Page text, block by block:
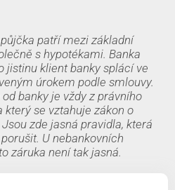
patří mezi základní
s hypotékami. Banka
jistinu klient banky splácí ve
úrokem podle smlouvy.
banky je vždy z právního
který se vztahuje zákon o
zde jasná pravidla, která
U nebankovních
záruka není tak jasná.